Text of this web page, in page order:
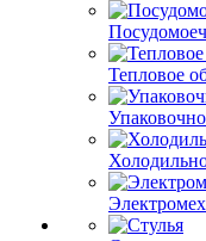
Тепловое